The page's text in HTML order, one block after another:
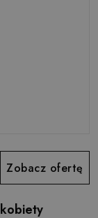
Zobacz ofertę